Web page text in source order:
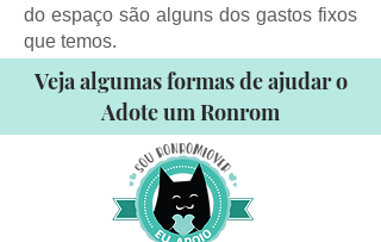
do espaço são alguns dos gastos fixos
que temos.
Veja algumas formas de ajudar o
Adote um Ronrom